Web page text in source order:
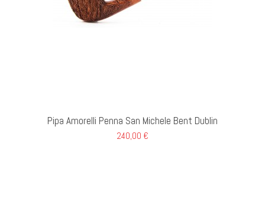
Pipa Amorelli Penna San Michele Bent Dublin
240,00 €